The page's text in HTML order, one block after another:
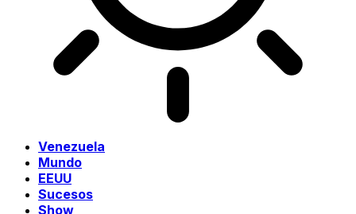
Venezuela
Mundo
EEUU
Sucesos
Show